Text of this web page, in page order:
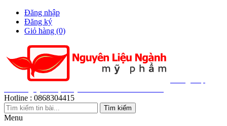
Đăng nhập
Đăng ký
Giỏ hàng (0)
Hotline : 0868304415
Menu